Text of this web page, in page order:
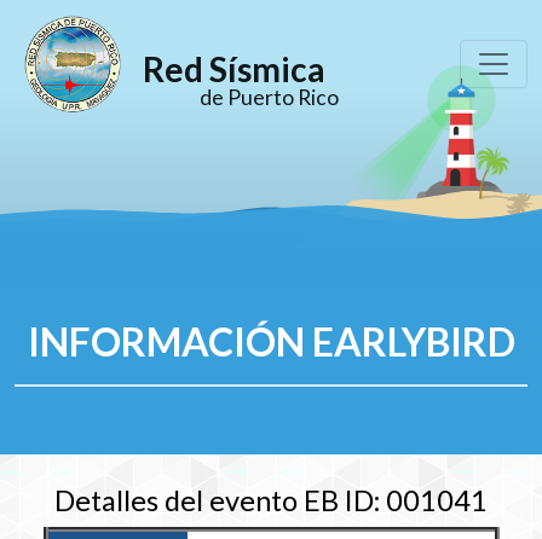
Red Sísmica
de Puerto Rico
INFORMACIÓN EARLYBIRD
Detalles del evento EB ID: 001041